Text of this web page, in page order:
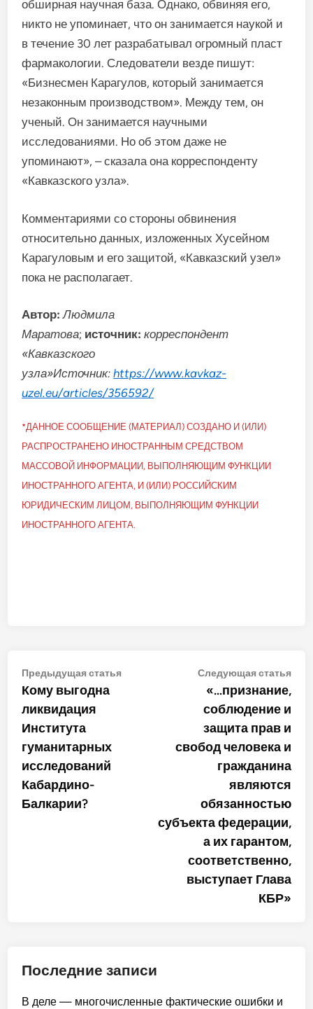
обширная научная база. Однако, обвиняя его,
никто не упоминает, что он занимается наукой и
в течение 30 лет разрабатывал огромный пласт
фармакологии. Следователи везде пишут:
«Бизнесмен Карагулов, который занимается
незаконным производством». Между тем, он
ученый. Он занимается научными
исследованиями. Но об этом даже не
упоминают», – сказала она корреспонденту
«Кавказского узла».
Комментариями со стороны обвинения
относительно данных, изложенных Хусейном
Карагуловым и его защитой, «Кавказский узел»
пока не располагает.
Автор: Людмила
Маратова; источник: корреспондент
«Кавказского
узла»Источник:https://www.kavkaz-
uzel.eu/articles/356592/
*ДАННОЕ СООБЩЕНИЕ (МАТЕРИАЛ) СОЗДАНО И (ИЛИ)
РАСПРОСТРАНЕНО ИНОСТРАННЫМ СРЕДСТВОМ
МАССОВОЙ ИНФОРМАЦИИ, ВЫПОЛНЯЮЩИМ ФУНКЦИИ
ИНОСТРАННОГО АГЕНТА, И (ИЛИ) РОССИЙСКИМ
ЮРИДИЧЕСКИМ ЛИЦОМ, ВЫПОЛНЯЮЩИМ ФУНКЦИИ
ИНОСТРАННОГО АГЕНТА.
Навигация
по
записям
Предыдущая статьяПредыдущая
Кому выгодна
ликвидация
Института
гуманитарных
исследований
Кабардино-
Балкарии?
Следующая статья
«…признание,
соблюдение и
защита прав и
свобод человека и
гражданина
являются
обязанностью
субъекта федерации,
а их гарантом,
соответственно,
выступает Глава
КБР»
Последние записи
В деле — многочисленные фактические ошибки и